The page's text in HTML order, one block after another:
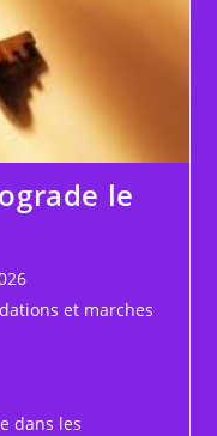
le
et marches
dans les